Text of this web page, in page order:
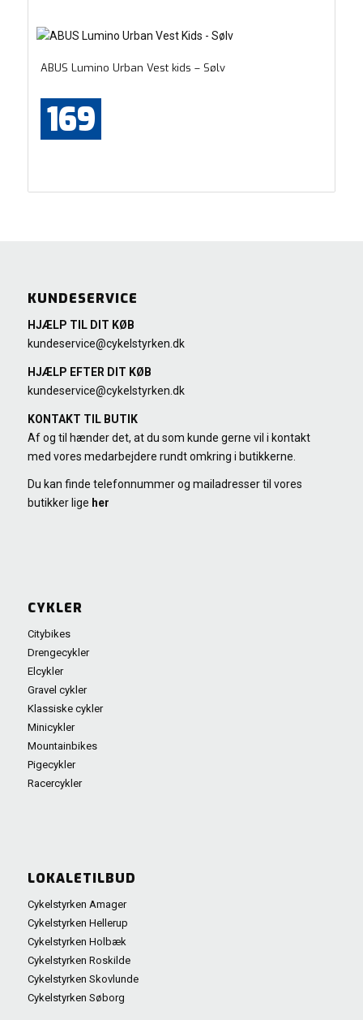
ABUS Lumino Urban Vest kids – Sølv
169
KUNDESERVICE
HJÆLP TIL DIT KØB
kundeservice@cykelstyrken.dk
HJÆLP EFTER DIT KØB
kundeservice@cykelstyrken.dk
KONTAKT TIL BUTIK
Af og til hænder det, at du som kunde gerne vil i kontakt
med vores medarbejdere rundt omkring i butikkerne.
Du kan finde telefonnummer og mailadresser til vores
butikker lige her
CYKLER
Citybikes
Drengecykler
Elcykler
Gravel cykler
Klassiske cykler
Minicykler
Mountainbikes
Pigecykler
Racercykler
LOKALETILBUD
Cykelstyrken Amager
Cykelstyrken Hellerup
Cykelstyrken Holbæk
Cykelstyrken Roskilde
Cykelstyrken Skovlunde
Cykelstyrken Søborg